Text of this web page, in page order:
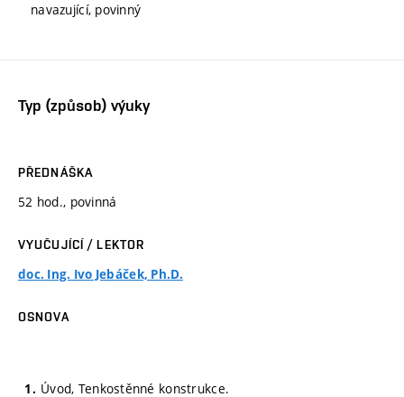
navazující, povinný
Typ (způsob) výuky
PŘEDNÁŠKA
52 hod., povinná
VYUČUJÍCÍ / LEKTOR
doc. Ing. Ivo Jebáček, Ph.D.
OSNOVA
Úvod, Tenkostěnné konstrukce.